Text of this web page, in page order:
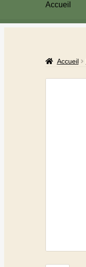
Accueil
Accueil